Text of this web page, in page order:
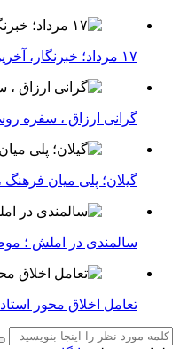
۱۷ مرداد؛ خبرنگار، آخرین حلقه اعتماد عمومی
گرانی ارزاق ، سفره
گیلان؛ پلی میان
سالمندی در املش ؛
تعامل اخلاق‌ محور